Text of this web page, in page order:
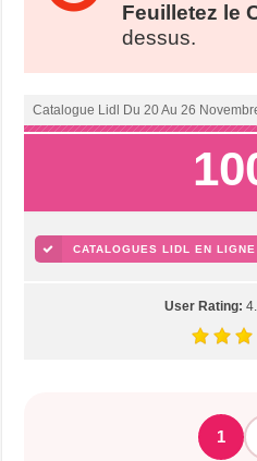
Feuilletez le
dessus.
Catalogue Lidl Du 20 Au 26
CATALOGUES LIDL EN LIGNE
User Rating:
1